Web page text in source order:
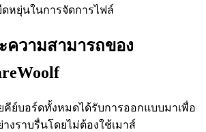
หยุ่นในการจัดการไฟล์
วามสามารถของ
คีย์บอร์ดทั้งหมดได้รับการออกแบบมาเพื่อ
งราบรื่นโดยไม่ต้องใช้เมาส์